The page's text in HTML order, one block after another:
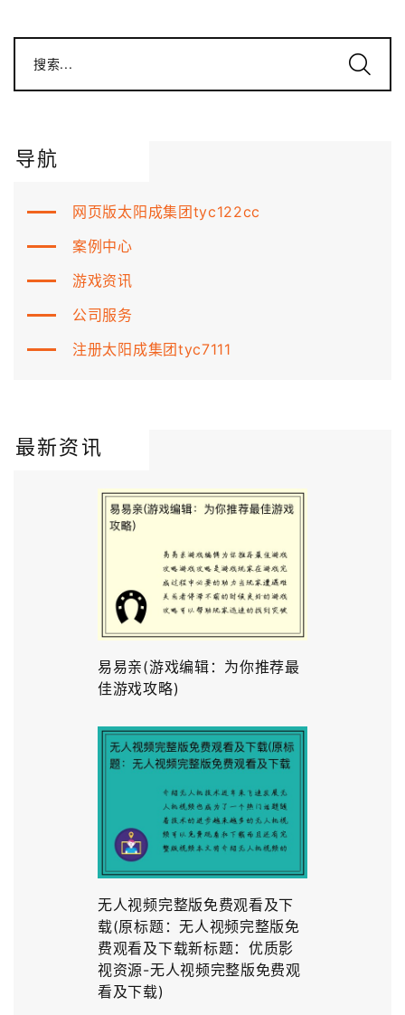
搜索...
导航
网页版太阳成集团tyc122cc
案例中心
游戏资讯
公司服务
注册太阳成集团tyc7111
最新资讯
易易亲(游戏编辑：为你推荐最
佳游戏攻略)
无人视频完整版免费观看及下
载(原标题：无人视频完整版免
费观看及下载新标题：优质影
视资源-无人视频完整版免费观
看及下载)